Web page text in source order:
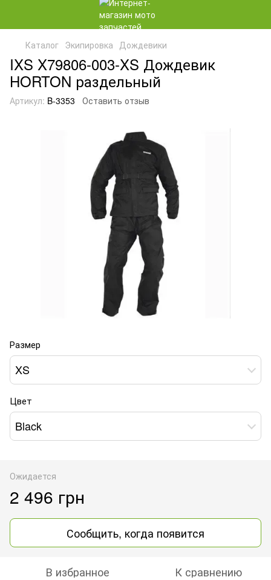
Каталог Экипировка Дождевики
IXS X79806-003-XS Дождевик
HORTON раздельный
Артикул: B-3353 Оставить отзыв
Размер
XS
Цвет
Black
Ожидается
2 496 грн
Сообщить, когда появится
В избранное К сравнению